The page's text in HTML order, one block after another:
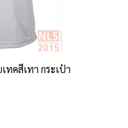
ทคสีเทา กระเป๋า